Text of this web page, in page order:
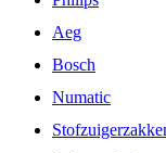
Aeg
Bosch
Numatic